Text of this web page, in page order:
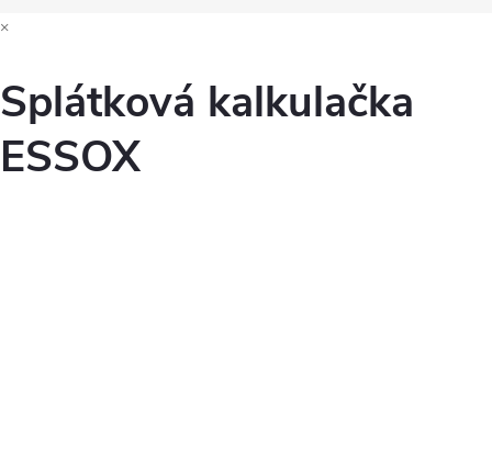
×
Splátková kalkulačka
ESSOX